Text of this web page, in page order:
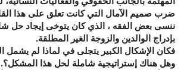
ضرب صميم الآمال التي كانت تعلق على هذا
ننسى بعض الفقه ، الذي كان يتوخى إيجاد حل
بإدراج الوالدين والزوجة الغير المطلقة.
فكان الإشكال الكبير يتجلى في لماذا لم يشمل
وهل هناك إستراتيجية شاملة لحل هذا المشكل؟.